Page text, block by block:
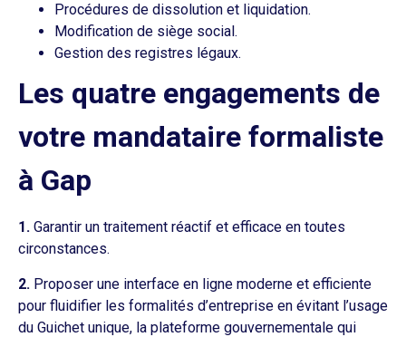
Procédures de dissolution et liquidation.
Modification de siège social.
Gestion des registres légaux.
Les quatre engagements de
votre mandataire formaliste
à Gap
1. Garantir un traitement réactif et efficace en toutes
circonstances.
2. Proposer une interface en ligne moderne et efficiente
pour fluidifier les formalités d’entreprise en évitant l’usage
du Guichet unique, la plateforme gouvernementale qui